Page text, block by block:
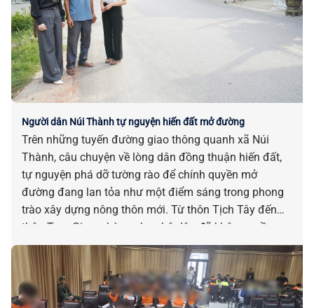
Người dân Núi Thành tự nguyện hiến đất mở đường
Trên những tuyến đường giao thông quanh xã Núi
Thành, câu chuyện về lòng dân đồng thuận hiến đất,
tự nguyện phá dỡ tường rào để chính quyền mở
đường đang lan tỏa như một điểm sáng trong phong
trào xây dựng nông thôn mới. Từ thôn Tịch Tây đến
thôn Tam Giang, hàng chục hộ dân đã không ngần
ngại “nhường” một phần đất đai, tài sản của gia đình
mình để đổi lấy những con đường rộng rãi, khang
trang cho quê hương.